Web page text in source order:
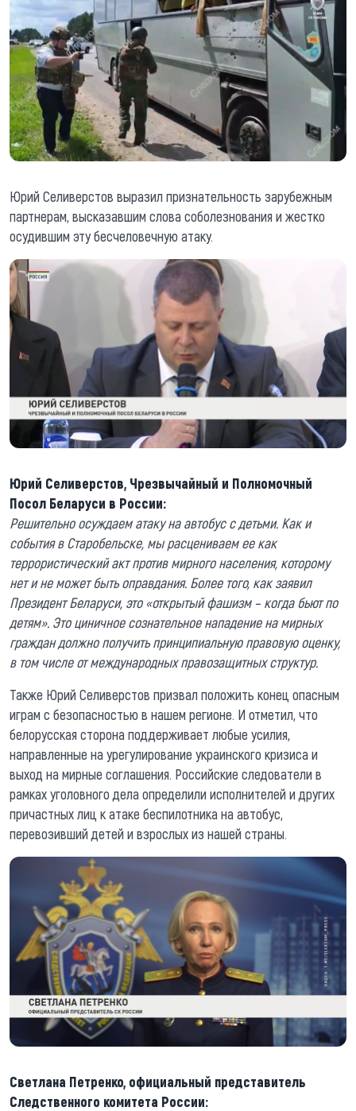
Юрий Селиверстов выразил признательность зарубежным
партнерам, высказавшим слова соболезнования и жестко
осудившим эту бесчеловечную атаку.
Юрий Селиверстов, Чрезвычайный и Полномочный
Посол Беларуси в России:
Решительно осуждаем атаку на автобус с детьми. Как и
события в Старобельске, мы расцениваем ее как
террористический акт против мирного населения, которому
нет и не может быть оправдания. Более того, как заявил
Президент Беларуси, это «открытый фашизм – когда бьют по
детям». Это циничное сознательное нападение на мирных
граждан должно получить принципиальную правовую оценку,
в том числе от международных правозащитных структур.
Также Юрий Селиверстов призвал положить конец опасным
играм с безопасностью в нашем регионе. И отметил, что
белорусская сторона поддерживает любые усилия,
направленные на урегулирование украинского кризиса и
выход на мирные соглашения. Российские следователи в
рамках уголовного дела определили исполнителей и других
причастных лиц к атаке беспилотника на автобус,
перевозивший детей и взрослых из нашей страны.
Светлана Петренко, официальный представитель
Следственного комитета России: